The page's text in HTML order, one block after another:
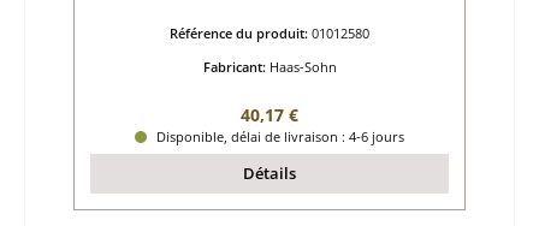
Référence du produit: 01012580
Fabricant: Haas-Sohn
Prix régulier :
40,17 €
Disponible, délai de livraison : 4-6 jours
Détails